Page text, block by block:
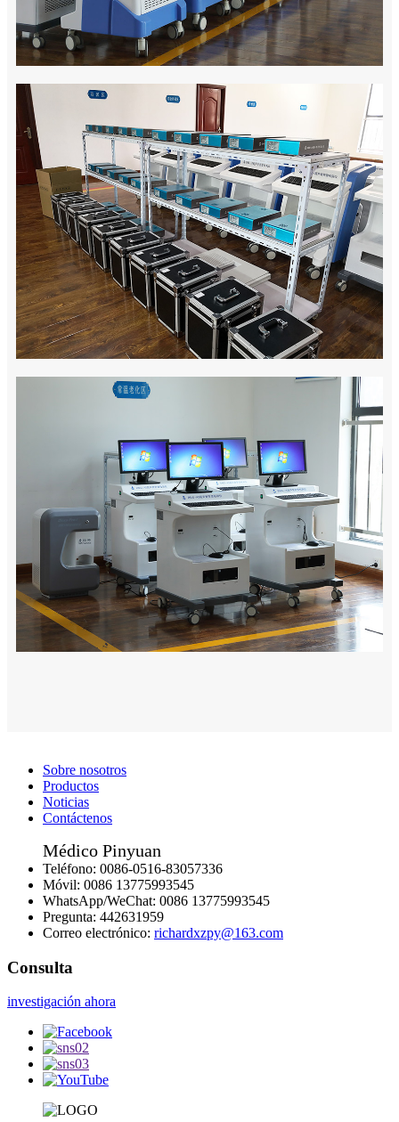
Sobre nosotros
Productos
Noticias
Contáctenos
Médico Pinyuan
Teléfono: 0086-0516-83057336
Móvil: 0086 13775993545
WhatsApp/WeChat: 0086 13775993545
Pregunta: 442631959
Correo electrónico: richardxzpy@163.com
Consulta
investigación ahora